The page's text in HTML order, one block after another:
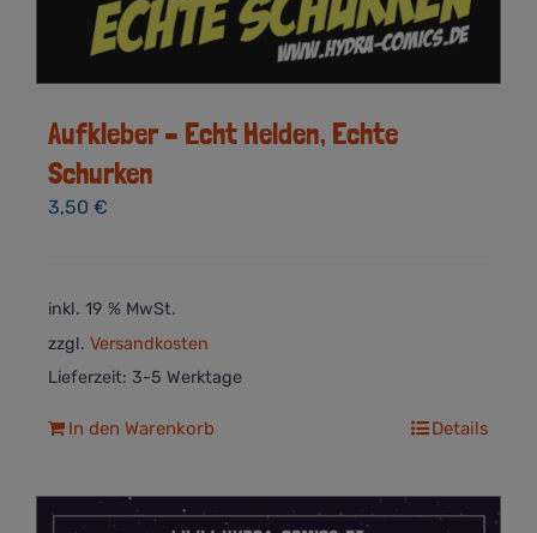
Aufkleber – Echt Helden, Echte
Schurken
3,50 €
inkl. 19 % MwSt.
zzgl. Versandkosten
Lieferzeit: 3-5 Werktage
In den Warenkorb Details